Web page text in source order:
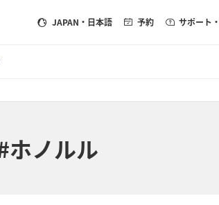
JAPAN ・日本語 予約 サポート
ホノルル